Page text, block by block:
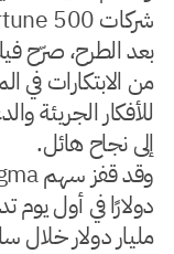
شركات Fortune 500.
بعد الطرح، صرّح
من الابتكارات
للأفكار الجريئة
إلى نجاح هائل.
مليار دولار